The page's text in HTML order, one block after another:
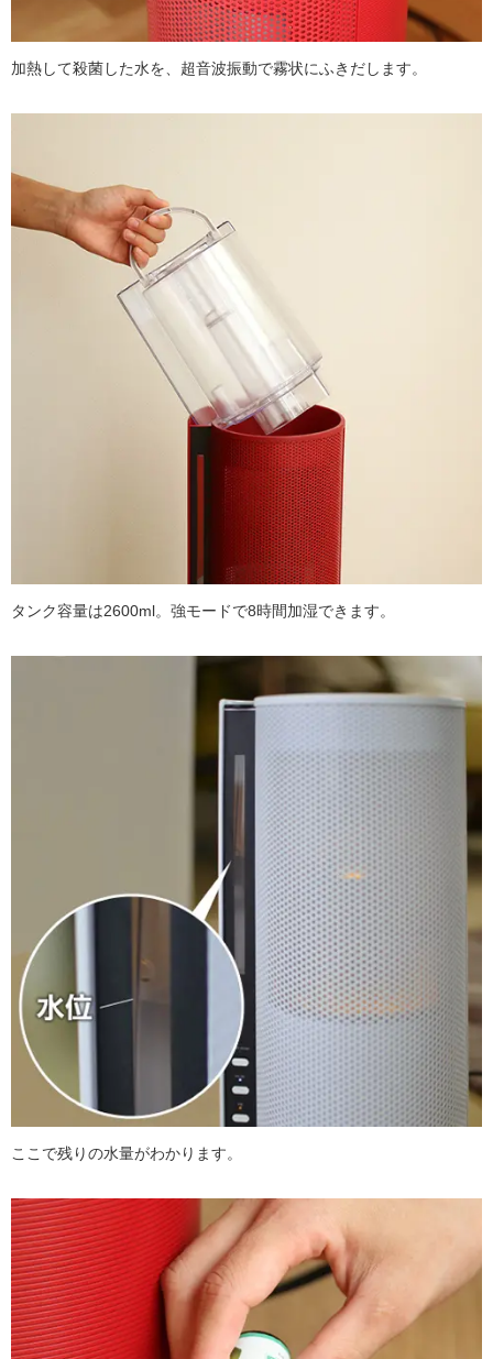
加熱して殺菌した水を、超音波振動で霧状にふきだします。
タンク容量は2600ml。強モードで8時間加湿できます。
ここで残りの水量がわかります。